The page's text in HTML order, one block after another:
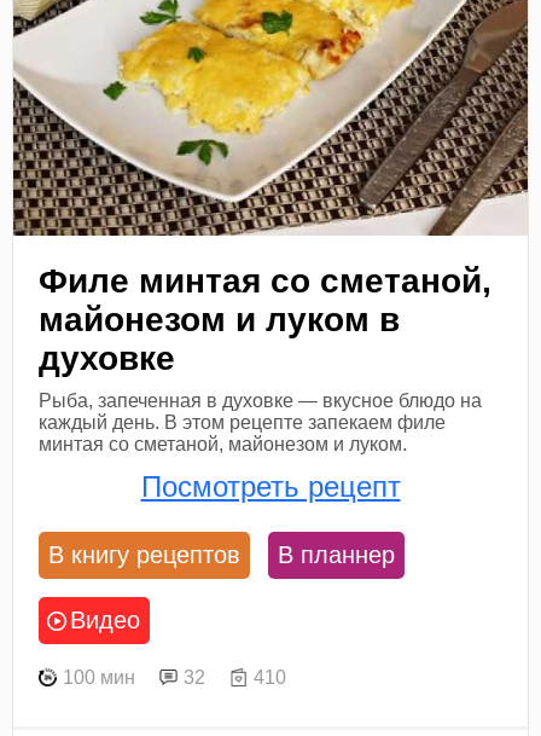
Филе минтая со сметаной,
майонезом и луком в
духовке
Рыба, запеченная в духовке — вкусное блюдо на
каждый день. В этом рецепте запекаем филе
минтая со сметаной, майонезом и луком.
Посмотреть рецепт
В книгу рецептов В планнер
Видео
100 мин 32 410